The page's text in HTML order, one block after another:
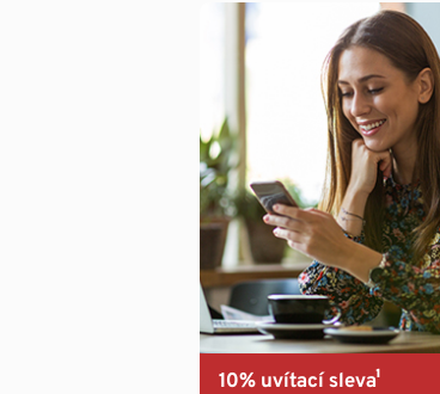
10% uvítací sleva¹